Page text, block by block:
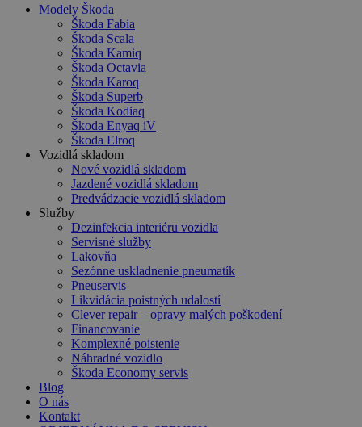
Close
Modely Škoda
Škoda Fabia
Škoda Scala
Škoda Kamiq
Škoda Octavia
Škoda Karoq
Škoda Superb
Škoda Kodiaq
Škoda Enyaq iV
Škoda Elroq
Vozidlá skladom
Nové vozidlá skladom
Jazdené vozidlá skladom
Predvádzacie vozidlá skladom
Služby
Dezinfekcia interiéru vozidla
Servisné služby
Lakovňa
Sezónne uskladnenie pneumatík
Pneuservis
Likvidácia poistných udalostí
Clever repair – opravy malých poškodení
Financovanie
Komplexné poistenie
Náhradné vozidlo
Škoda Economy servis
Blog
O nás
Kontakt